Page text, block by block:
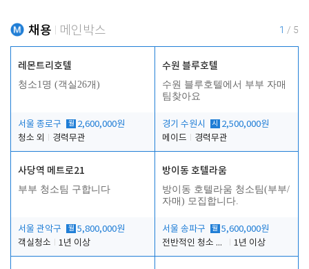
채용 메인박스 1 / 5
레몬트리호텔
청소1명 (객실26개)
서울 종로구 월 2,600,000원
청소 외
경력무관
수원 블루호텔
수원 블루호텔에서 부부 자매
팀찾아요
경기 수원시 시
2,500,000원
메이드
경력무관
사당역 메트로21
부부 청소팀 구합니다
서울 관악구 월 5,800,000원
객실청소
1년 이상
방이동 호텔라움
방이동 호텔라움 청소팀(부부/
자매) 모집합니다.
서울 송파구 월 5,600,000원
전반적인 청소 업무(객실청소.객실정리)
1년 이상